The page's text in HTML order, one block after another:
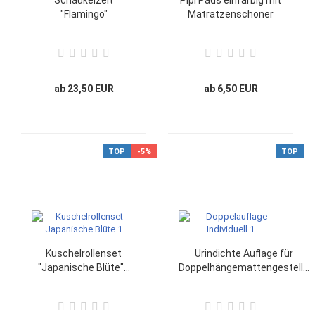
"Flamingo"
ab 23,50 EUR
Matratzenschoner
ab 6,50 EUR
TOP -5%
Kuschelrollenset
"Japanische Blüte"...
TOP
Urindichte Auflage für
Doppelhängemattengestell...